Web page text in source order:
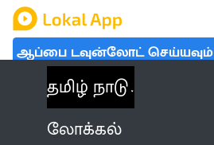
ஆப்பை டவுன்லோட் செய்யவும்
தமிழ் நாடு
லோக்கல்